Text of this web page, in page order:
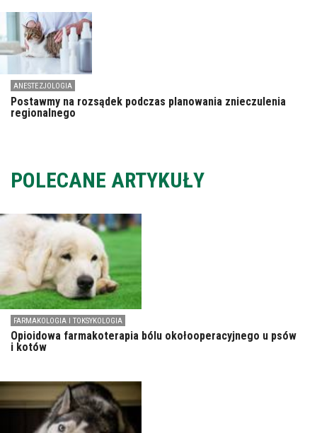
ANESTEZJOLOGIA
Postawmy na rozsądek podczas planowania znieczulenia
regionalnego
POLECANE ARTYKUŁY
FARMAKOLOGIA I TOKSYKOLOGIA
Opioidowa farmakoterapia bólu okołooperacyjnego u psów
i kotów